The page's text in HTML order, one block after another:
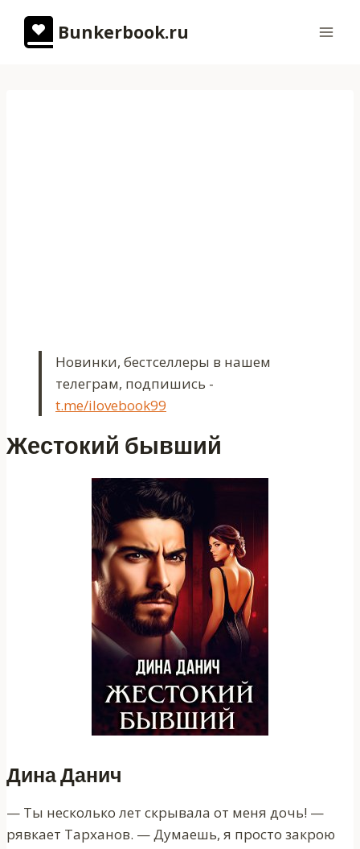
содержимому
Bunkerbook.ru
Новинки, бестселлеры в нашем
телеграм, подпишись -
t.me/ilovebook99
Жестокий бывший
Дина Данич
— Ты несколько лет скрывала от меня дочь! —
рявкает Тарханов. — Думаешь, я просто закрою